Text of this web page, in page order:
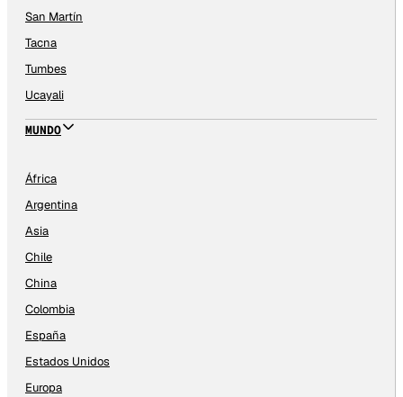
San Martín
Tacna
Tumbes
Ucayali
MUNDO
África
Argentina
Asia
Chile
China
Colombia
España
Estados Unidos
Europa